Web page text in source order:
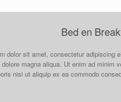
Bed en
dolor sit amet, consectetur adipiscing
dolore magna aliqua. Ut enim ad minim
nisi ut aliquip ex ea commodo